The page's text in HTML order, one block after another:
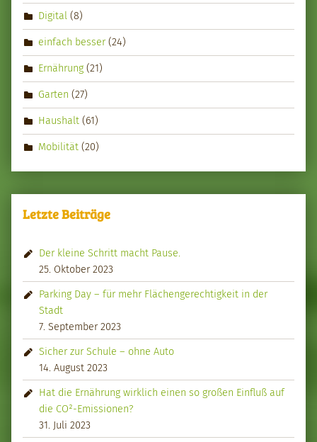
Digital (8)
einfach besser(24)
Ernährung (21)
Garten (27)
Haushalt (61)
Mobilität (20)
Letzte Beiträge
Der kleine Schritt macht Pause.
25. Oktober 2023
Parking Day – für mehr Flächengerechtigkeit in der
Stadt
7. September 2023
Sicher zur Schule – ohne Auto
14. August 2023
Hat die Ernährung wirklich einen so großen Einfluß auf
die CO²-Emissionen?
31. Juli 2023